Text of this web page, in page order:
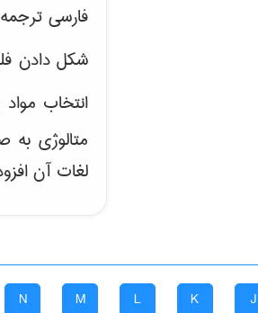
فارسی
شکل دادن
انتخاب مواد
متالوژی
لغات آن
J
K
L
M
N